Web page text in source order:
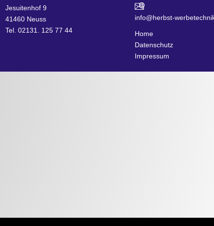
Jesuitenhof 9
41460 Neuss
Tel. 02131. 125 77 44
info@herbst-
Home
Datenschutz
Impressum